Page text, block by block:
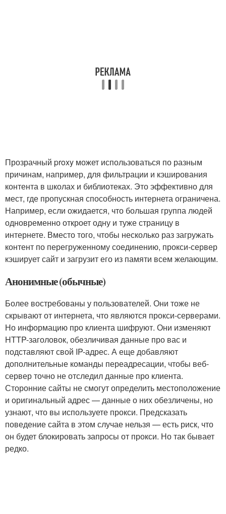
Прозрачный proxy может использоваться по разным
причинам, например, для фильтрации и кэширования
контента в школах и библиотеках. Это эффективно для
мест, где пропускная способность интернета ограничена.
Например, если ожидается, что большая группа людей
одновременно откроет одну и туже страницу в
интернете. Вместо того, чтобы несколько раз загружать
контент по перегруженному соединению, прокси-сервер
кэширует сайт и загрузит его из памяти всем желающим.
Анонимные (обычные)
Более востребованы у пользователей. Они тоже не
скрывают от интернета, что являются прокси-серверами.
Но информацию про клиента шифруют. Они изменяют
HTTP-заголовок, обезличивая данные про вас и
подставляют свой IP-адрес. А еще добавляют
дополнительные команды переадресации, чтобы веб-
сервер точно не отследил данные про клиента.
Сторонние сайты не смогут определить местоположение
и оригинальный адрес — данные о них обезличены, но
узнают, что вы используете прокси. Предсказать
поведение сайта в этом случае нельзя — есть риск, что
он будет блокировать запросы от прокси. Но так бывает
редко.